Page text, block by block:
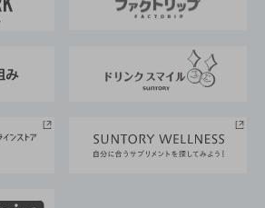
ーズ大阪
るサステナビリティ経営